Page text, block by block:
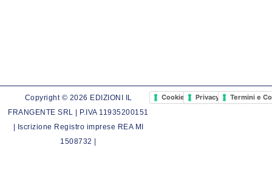
Copyright © 2026 EDIZIONI IL
FRANGENTE SRL | P.IVA 11935200151
| Iscrizione Registro imprese REA MI
1508732 |
Cookie PolicyPrivacy PolicyTermini e